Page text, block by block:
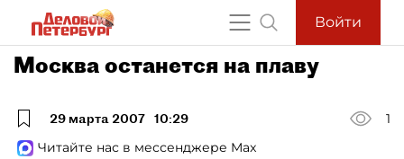
Войти
Москва останется на плаву
29 марта 2007 10:29
1
Читайте нас в мессенджере Max